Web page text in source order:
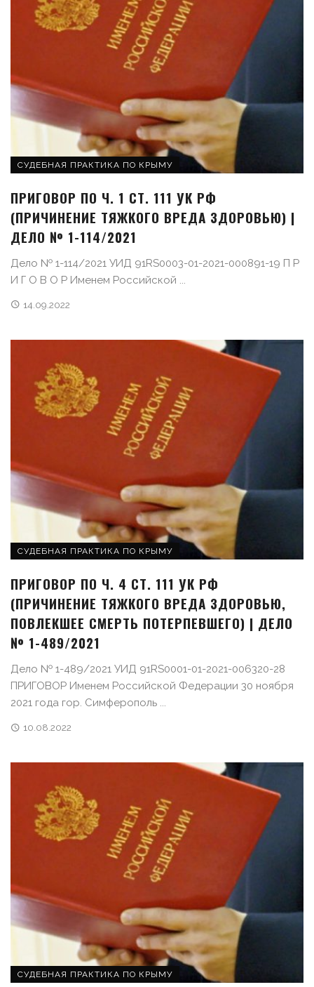
СУДЕБНАЯ ПРАКТИКА ПО КРЫМУ
ПРИГОВОР ПО Ч. 1 СТ. 111 УК РФ
(ПРИЧИНЕНИЕ ТЯЖКОГО ВРЕДА ЗДОРОВЬЮ) |
ДЕЛО № 1-114/2021
Дело № 1-114/2021 УИД 91RS0003-01-2021-000891-19 П Р
И Г О В О Р Именем Российской ...
14.09.2022
СУДЕБНАЯ ПРАКТИКА ПО КРЫМУ
ПРИГОВОР ПО Ч. 4 СТ. 111 УК РФ
(ПРИЧИНЕНИЕ ТЯЖКОГО ВРЕДА ЗДОРОВЬЮ,
ПОВЛЕКШЕЕ СМЕРТЬ ПОТЕРПЕВШЕГО) | ДЕЛО
№ 1-489/2021
Дело № 1-489/2021 УИД 91RS0001-01-2021-006320-28
ПРИГОВОР Именем Российской Федерации 30 ноября
2021 года гор. Симферополь ...
10.08.2022
СУДЕБНАЯ ПРАКТИКА ПО КРЫМУ